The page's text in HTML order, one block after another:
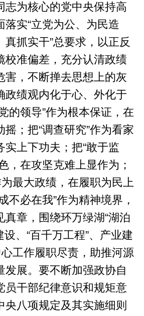
志为核心的党中央保持高
落实“立党为公、为民造
抓实干”总要求，以正反
校准偏差，充分认清政绩
害，不断掸去思想上的灰
政绩观内化于心、外化于
的领导”作为根本保证，在
；把“调查研究”作为看家
实上下功夫；把“敢于监
，在攻坚克难上显作为；
为最大政绩，在履职为民上
不必在我”作为精神境界，
真章，围绕环万绿湖“湖泊
设、“百千万工程”、产业建
心工作履职尽责，助推河源
发展。要不断加强政协自
员干部纪律意识和规矩意
央八项规定及其实施细则